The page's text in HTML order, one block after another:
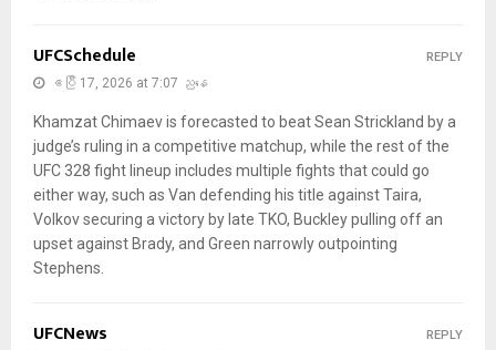
UFCSchedule
ဧပြီ 17, 2026 at 7:07 ညနေ
Khamzat Chimaev is forecasted to beat Sean Strickland by a
judge’s ruling in a competitive matchup, while the rest of the
UFC 328 fight lineup includes multiple fights that could go
either way, such as Van defending his title against Taira,
Volkov securing a victory by late TKO, Buckley pulling off an
upset against Brady, and Green narrowly outpointing
Stephens.
REPLY
UFCNews REPLY